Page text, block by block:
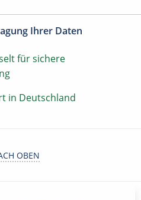
Ihrer Daten
für sichere
in Deutschland
OBEN